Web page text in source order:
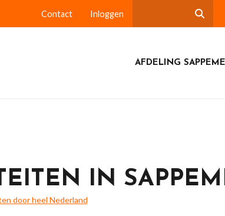
Contact Inloggen
AFDELING
IN
door heel Nederland